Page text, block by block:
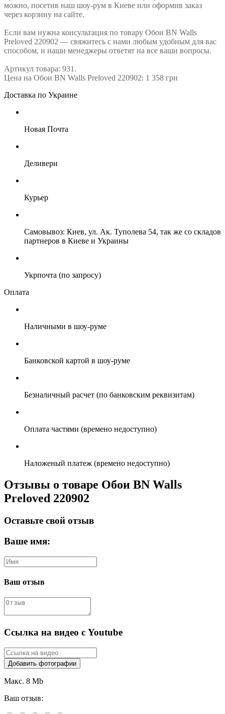
можно, посетив наш шоу-рум в Киеве или оформив заказ
через корзину на сайте.
Если вам нужна консультация по товару Обои BN Walls
Preloved 220902 — свяжитесь с нами любым удобным для вас
способом, и наши менеджеры ответят на все ваши вопросы.
Артикул товара: 931.
Цена на Обои BN Walls Preloved 220902: 1 358 грн
Доставка по Украине
Новая Почта
Деливери
Курьер
Самовывоз: Киев, ул. Ак. Туполева 54, так же со складов
партнеров в Киеве и Украины
Укрпочта (по запросу)
Оплата
Наличными в шоу-руме
Банковской картой в шоу-руме
Безналичный расчет (по банковским реквизитам)
Оплата частями (времено недоступно)
Наложеный платеж (времено недоступно)
Отзывы о товаре Обои BN Walls
Preloved 220902
Оставьте свой отзыв
Ваше имя:
Ваш отзыв
Ссылка на видео с Youtube
Добавить фотографии
Макс. 8 Mb
Ваш отзыв: